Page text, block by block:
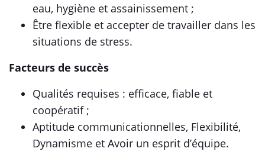
eau, hygiène et assainissement ;
Être flexible et accepter de travailler dans les
situations de stress.
Facteurs de succès
Qualités requises : efficace, fiable et
coopératif ;
Aptitude communicationnelles, Flexibilité,
Dynamisme et Avoir un esprit d’équipe.